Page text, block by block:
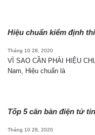
Hiệu chuẩn kiểm định
Tháng 10 28, 2020
VÌ SAO CẦN PHẢI HIỆU
Nam, Hiệu chuẩn là
Tốp 5 cân bàn điện tử
Tháng 10 28, 2020